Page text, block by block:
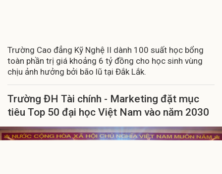
Trường Cao đẳng Kỹ Nghệ II dành 100 suất học bổng
toàn phần trị giá khoảng 6 tỷ đồng cho học sinh vùng
chịu ảnh hưởng bởi bão lũ tại Đắk Lắk.
Trường ĐH Tài chính - Marketing đặt mục
tiêu Top 50 đại học Việt Nam vào năm 2030